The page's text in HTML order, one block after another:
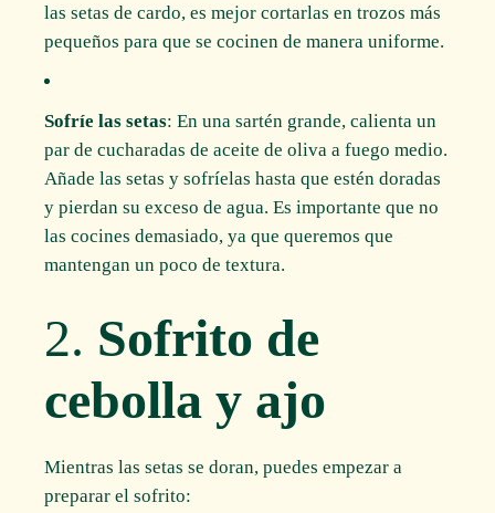
las setas de cardo, es mejor cortarlas en trozos más
pequeños para que se cocinen de manera uniforme.
Sofríe las setas: En una sartén grande, calienta un
par de cucharadas de aceite de oliva a fuego medio.
Añade las setas y sofríelas hasta que estén doradas
y pierdan su exceso de agua. Es importante que no
las cocines demasiado, ya que queremos que
mantengan un poco de textura.
2. Sofrito de
cebolla y ajo
Mientras las setas se doran, puedes empezar a
preparar el sofrito: